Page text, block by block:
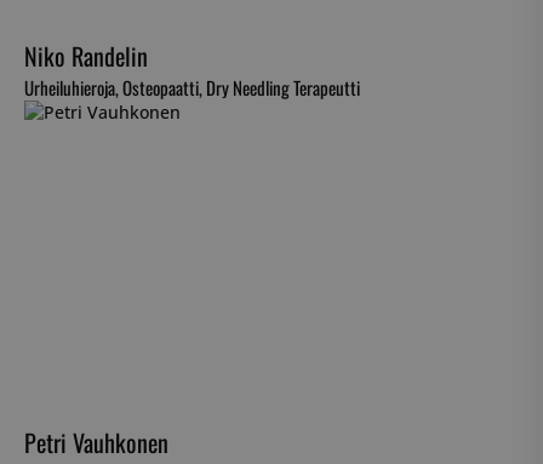
Niko Randelin
Urheiluhieroja, Osteopaatti, Dry Needling Terapeutti
Petri Vauhkonen